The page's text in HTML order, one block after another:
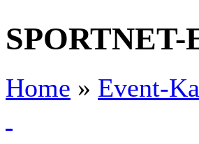
Home » Event-